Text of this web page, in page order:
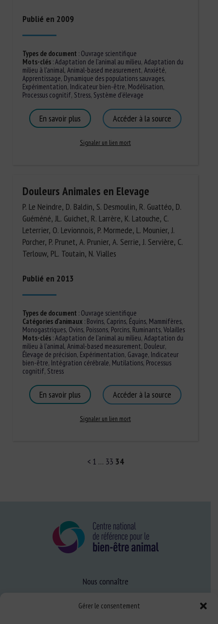
Gérer le consentement
Publié en 2009
Types de document : Ouvrage scientifique
Mots-clés:Adaptation de l'animal au milieu, Adaptation du
milieu à l'animal, Animal-based measurement, Anxiété,
Apprentissage, Dynamique des populations sauvages,
Expérimentation, Indicateur bien-être, Modélisation,
Processus cognitif, Stress, Système d'élevage
En savoir plus Accéder à la source
Signaler un lien mort
Douleurs Animales en Elevage
P. Le Neindre, D. Baldin, S. Desmoulin, R. Guattéo, D.
Guéméné, JL. Guichet, R. Larrère, K. Latouche, C.
Leterrier, O. Levionnois, P. Mormede, L. Mounier, J.
Porcher, P. Prunet, A. Prunier, A. Serrie, J. Servière, C.
Terlouw, PL. Toutain, N. Vialles
Publié en 2013
Types de document : Ouvrage scientifique
Catégories d'animaux : Bovins, Caprins, Équins, Mammifères,
Monogastriques, Ovins, Poissons, Porcins, Ruminants, Volailles
Mots-clés:Adaptation de l'animal au milieu, Adaptation du
milieu à l'animal, Animal-based measurement, Douleur,
Élevage de précision, Expérimentation, Gavage, Indicateur
bien-être, Intégration cérébrale, Mutilations, Processus
cognitif, Stress
En savoir plus Accéder à la source
Signaler un lien mort
< 1 … 33 34
Nous connaître